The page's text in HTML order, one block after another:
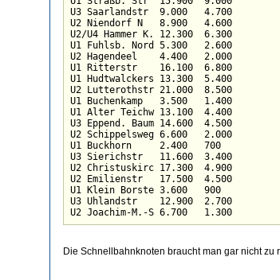
U3 Saarlandstr	9.000	4.700		52 %
U2 Niendorf N	8.900	4.600		52 %
U2/U4 Hammer K.	12.300	6.300		51 %
U1 Fuhlsb. Nord	5.300	2.600		49 %
U2 Hagendeel	4.400	2.000		45 %
U1 Ritterstr	16.100	6.800		42 %
U1 Hudtwalckers	13.300	5.400		41 %
U2 Lutterothstr	21.000	8.500		40 %
U1 Buchenkamp	3.500	1.400		40 %
U1 Alter Teichw	13.100	4.400		34 %
U3 Eppend. Baum	14.600	4.500		31 %
U2 Schippelsweg	6.600	2.000		30 %
U1 Buckhorn	2.400	700		29 %
U3 Sierichstr	11.600	3.400		29 %
U2 Christuskirc	17.300	4.900		28 %
U2 Emilienstr	17.500	4.500		26 %
U1 Klein Borste	3.600	900		25 %
U3 Uhlandstr	12.900	2.700		21 %
Die Schnellbahnknoten braucht man gar nicht